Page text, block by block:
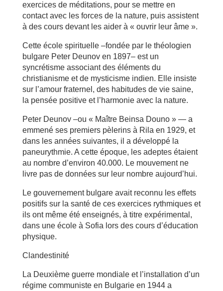
exercices de méditations, pour se mettre en
contact avec les forces de la nature, puis assistent
à des cours devant les aider à « ouvrir leur âme ».
Cette école spirituelle –fondée par le théologien
bulgare Peter Deunov en 1897– est un
syncrétisme associant des éléments du
christianisme et de mysticisme indien. Elle insiste
sur l’amour fraternel, des habitudes de vie saine,
la pensée positive et l’harmonie avec la nature.
Peter Deunov –ou « Maître Beinsa Douno » — a
emmené ses premiers pèlerins à Rila en 1929, et
dans les années suivantes, il a développé la
paneurythmie. A cette époque, les adeptes étaient
au nombre d’environ 40.000. Le mouvement ne
livre pas de données sur leur nombre aujourd’hui.
Le gouvernement bulgare avait reconnu les effets
positifs sur la santé de ces exercices rythmiques et
ils ont même été enseignés, à titre expérimental,
dans une école à Sofia lors des cours d’éducation
physique.
Clandestinité
La Deuxième guerre mondiale et l’installation d’un
régime communiste en Bulgarie en 1944 a